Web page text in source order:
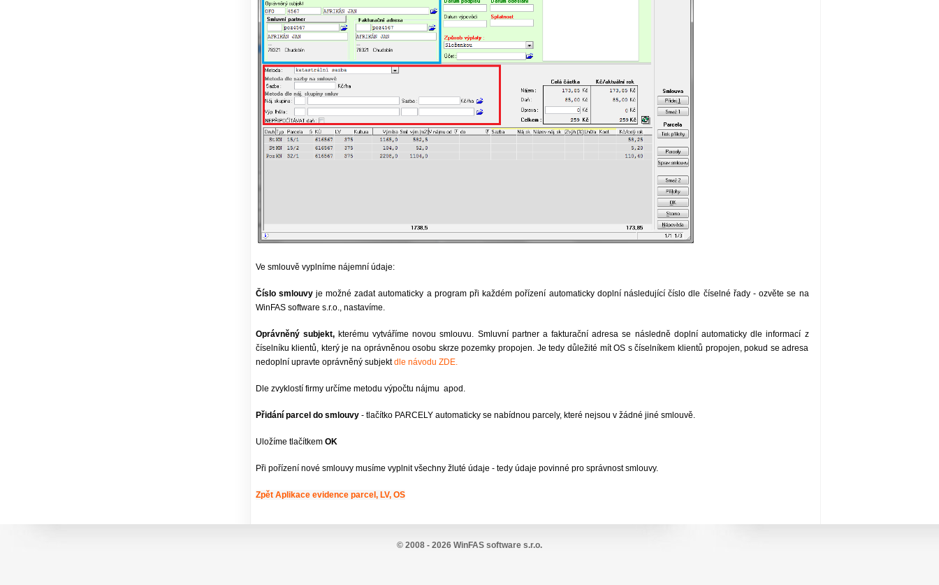
Ve smlouvě vyplníme nájemní údaje:
Číslo smlouvy je možné zadat automaticky a program při každém pořízení automaticky doplní následující číslo dle číselné řady - ozvěte se na
WinFAS software s.r.o., nastavíme.
Oprávněný subjekt,kterému vytváříme novou smlouvu. Smluvní partner a fakturační adresa se následně doplní automaticky dle informací z
číselníku klientů, který je na oprávněnou osobu skrze pozemky propojen. Je tedy důležité mít OS s číselníkem klientů propojen, pokud se adresa
nedoplní upravte oprávněný subjektdle návodu ZDE.
Dle zvyklostí firmy určíme metodu výpočtu nájmu apod.
Přidání parcel do smlouvy- tlačítko PARCELY automaticky se nabídnou parcely, které nejsou v žádné jiné smlouvě.
Uložíme tlačítkem OK
Při pořízení nové smlouvy musíme vyplnit všechny žluté údaje - tedy údaje povinné pro správnost smlouvy.
Zpět Aplikace evidence parcel, LV, OS
© 2008 - 2026 WinFAS software s.r.o.